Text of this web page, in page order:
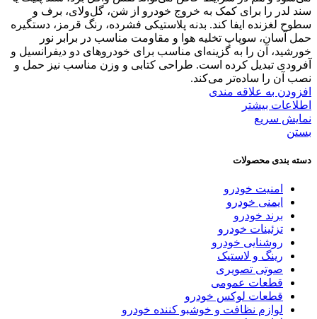
سند لدر را برای کمک به خروج خودرو از شن، گل‌ولای، برف و
سطوح لغزنده ایفا کند. بدنه پلاستیکی فشرده، رنگ قرمز، دستگیره
حمل آسان، سوپاپ تخلیه هوا و مقاومت مناسب در برابر نور
خورشید، آن را به گزینه‌ای مناسب برای خودروهای دو دیفرانسیل و
آفرودی تبدیل کرده است. طراحی کتابی و وزن مناسب نیز حمل و
نصب آن را ساده‌تر می‌کند.
افزودن به علاقه مندی
اطلاعات بیشتر
نمایش سریع
بستن
دسته بندی محصولات
امنیت خودرو
ایمنی خودرو
برند خودرو
تزئینات خودرو
روشنایی خودرو
رینگ و لاستیک
صوتی تصویری
قطعات عمومی
قطعات لوکس خودرو
لوازم نظافت و خوشبو کننده خودرو